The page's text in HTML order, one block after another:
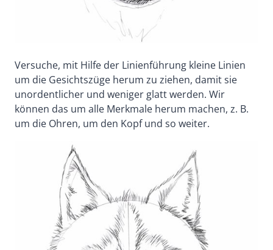
Versuche, mit Hilfe der Linienführung kleine Linien
um die Gesichtszüge herum zu ziehen, damit sie
unordentlicher und weniger glatt werden. Wir
können das um alle Merkmale herum machen, z. B.
um die Ohren, um den Kopf und so weiter.